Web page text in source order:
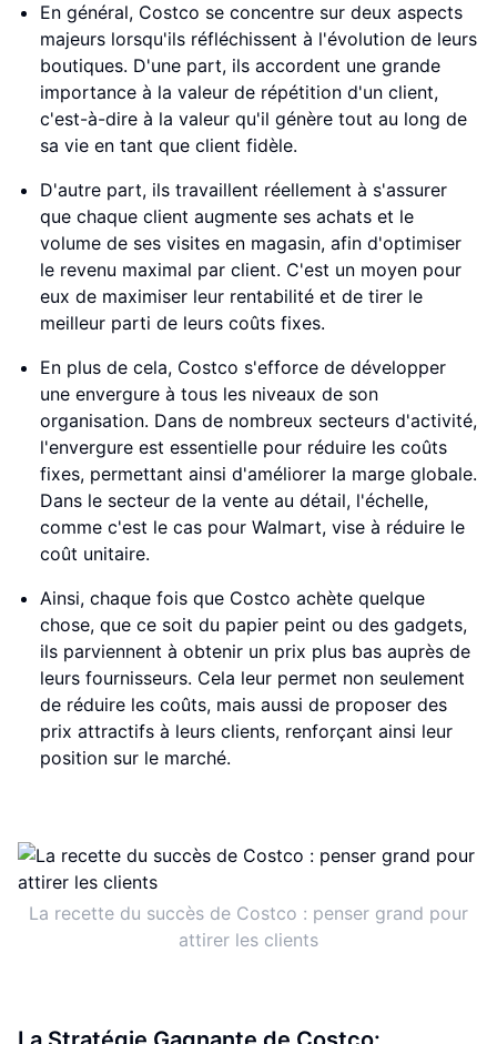
En général, Costco se concentre sur deux aspects
majeurs lorsqu'ils réfléchissent à l'évolution de leurs
boutiques. D'une part, ils accordent une grande
importance à la valeur de répétition d'un client,
c'est-à-dire à la valeur qu'il génère tout au long de
sa vie en tant que client fidèle.
D'autre part, ils travaillent réellement à s'assurer
que chaque client augmente ses achats et le
volume de ses visites en magasin, afin d'optimiser
le revenu maximal par client. C'est un moyen pour
eux de maximiser leur rentabilité et de tirer le
meilleur parti de leurs coûts fixes.
En plus de cela, Costco s'efforce de développer
une envergure à tous les niveaux de son
organisation. Dans de nombreux secteurs d'activité,
l'envergure est essentielle pour réduire les coûts
fixes, permettant ainsi d'améliorer la marge globale.
Dans le secteur de la vente au détail, l'échelle,
comme c'est le cas pour Walmart, vise à réduire le
coût unitaire.
Ainsi, chaque fois que Costco achète quelque
chose, que ce soit du papier peint ou des gadgets,
ils parviennent à obtenir un prix plus bas auprès de
leurs fournisseurs. Cela leur permet non seulement
de réduire les coûts, mais aussi de proposer des
prix attractifs à leurs clients, renforçant ainsi leur
position sur le marché.
La recette du succès de Costco : penser grand pour
attirer les clients